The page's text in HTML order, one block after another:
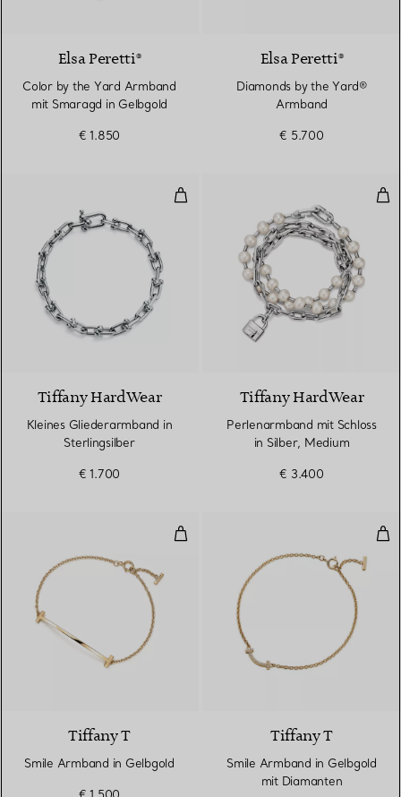
Elsa Peretti®
Color by the Yard Armband
mit Smaragd in Gelbgold
€ 1.850
Elsa Peretti®
Diamonds by the Yard®
Armband
€ 5.700
Kleines Gliederarmband in
Tiffany HardWear
Kleines Gliederarmband in
Sterlingsilber
€ 1.700
Tiffany HardWear
Perlenarmband mit Schloss
in Silber, Medium
€ 3.400
Smile Armband in Gelbgold
Tiffany T
Smile Armband in Gelbgold
Tiffany T
Smile Armband in Gelbgold
mit Diamanten